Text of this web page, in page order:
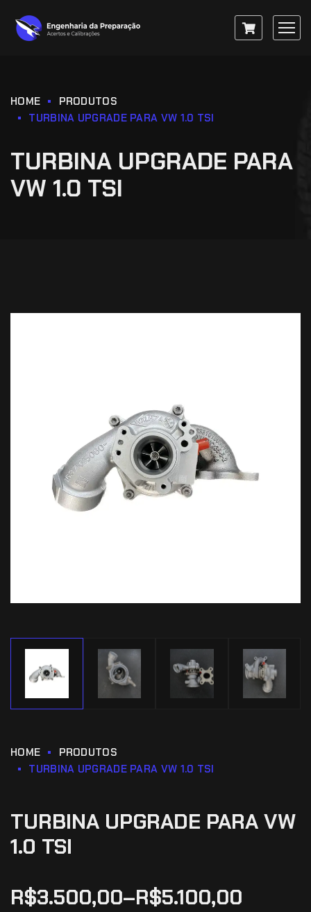
HOME
PRODUTOS
TURBINA UPGRADE PARA VW 1.0 TSI
TURBINA UPGRADE PARA
VW 1.0 TSI
HOME
PRODUTOS
TURBINA UPGRADE PARA VW 1.0 TSI
TURBINA UPGRADE PARA VW
1.0 TSI
R$3.500,00–R$5.100,00